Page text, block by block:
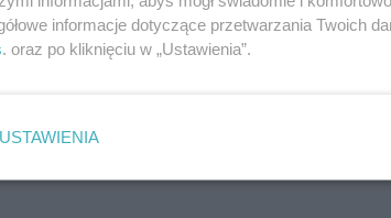
deklarację złożyć bezpośrednio w
marca 2026 r. od godz. 11.00 możliwe
wychowanków
lub kryteriów branych pod uwagę w
pierwszego wyboru do 20 marca
informacje dotyczące przetwarzania Twoich
. oraz po kliknięciu w „Ustawienia”.
USTAWIENIA